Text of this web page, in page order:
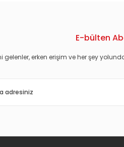
E-bülten
gelenler, erken erişim ve her şey